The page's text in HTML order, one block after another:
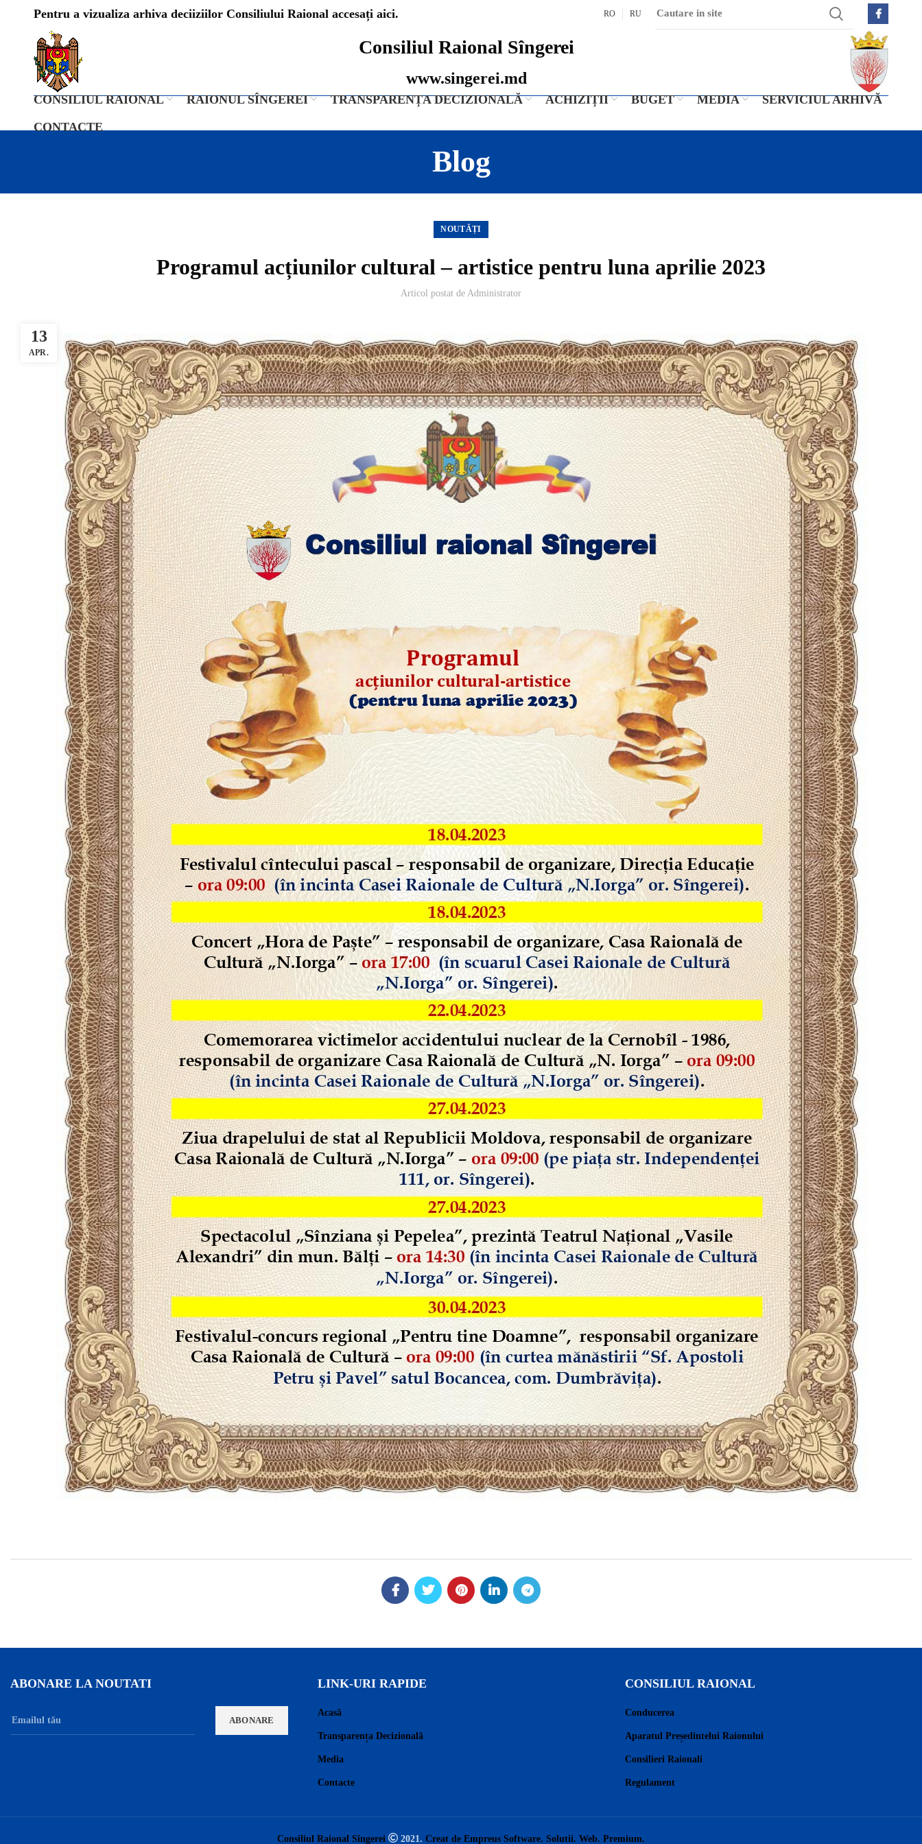
Pentru a vizualiza arhiva deciiziilor Consiliului Raional accesați aici. RO RU
Consiliul Raional Sîngerei
www.singerei.md
CONSILIUL RAIONAL RAIONUL SÎNGEREI TRANSPARENȚA DECIZIONALĂ ACHIZIȚII BUGET MEDIA
SERVICIUL ARHIVĂ
CONTACTE
Blog
NOUTĂȚI
Programul acțiunilor cultural – artistice pentru luna aprilie 2023
Articol postat de Administrator
13
APR.
ABONARE LA NOUTATI LINK-URI RAPIDE
Acasă
Transparența Decizională
Media
Contacte
CONSILIUL RAIONAL
Conducerea
Aparatul Președintelui Raionului
Consilieri Raionali
Regulament
Consiliul Raional Sîngerei 2021. Creat de Empreus Software. Solutii. Web. Premium.